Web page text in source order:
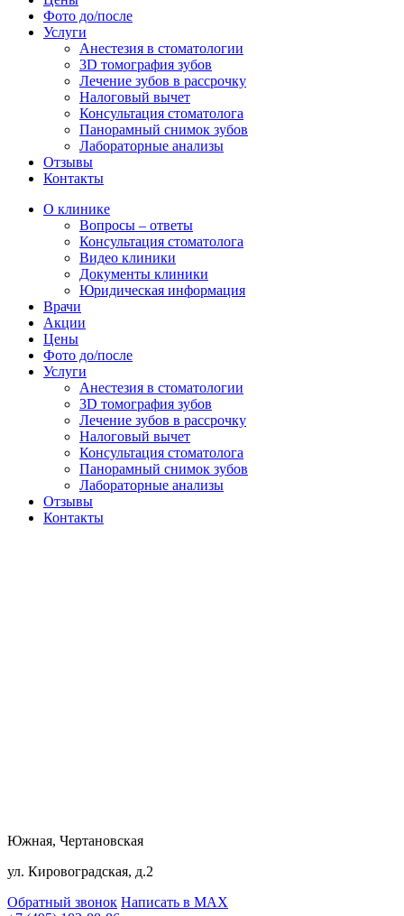
Фото до/после
Услуги
Анестезия в стоматологии
3D томография зубов
Лечение зубов в рассрочку
Налоговый вычет
Консультация стоматолога
Панорамный снимок зубов
Лабораторные анализы
Отзывы
Контакты
О клинике
Вопросы – ответы
Консультация стоматолога
Видео клиники
Документы клиники
Юридическая информация
Врачи
Акции
Цены
Фото до/после
Услуги
Анестезия в стоматологии
3D томография зубов
Лечение зубов в рассрочку
Налоговый вычет
Консультация стоматолога
Панорамный снимок зубов
Лабораторные анализы
Отзывы
Контакты
Южная, Чертановская
ул. Кировоградская, д.2
Обратный звонок Написать в MAX